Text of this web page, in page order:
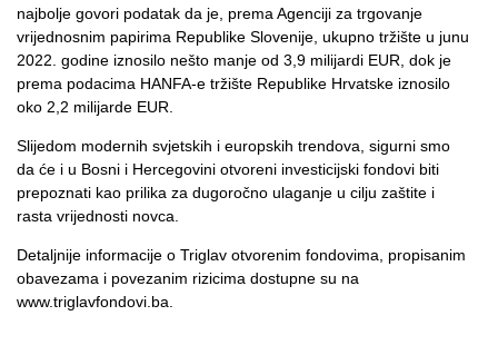
najbolje govori podatak da je, prema Agenciji za trgovanje
vrijednosnim papirima Republike Slovenije, ukupno tržište u junu
2022. godine iznosilo nešto manje od 3,9 milijardi EUR, dok je
prema podacima HANFA-e tržište Republike Hrvatske iznosilo
oko 2,2 milijarde EUR.
Slijedom modernih svjetskih i europskih trendova, sigurni smo
da će i u Bosni i Hercegovini otvoreni investicijski fondovi biti
prepoznati kao prilika za dugoročno ulaganje u cilju zaštite i
rasta vrijednosti novca.
Detaljnije informacije o Triglav otvorenim fondovima, propisanim
obavezama i povezanim rizicima dostupne su na
www.triglavfondovi.ba